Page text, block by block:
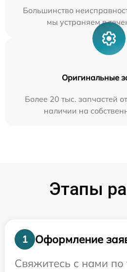
Большинство
мы устраняем в
Оригинальные
Более 20 тыс. запчастей
наличии на
Этапы
1
Оформление
Свяжитесь с нами